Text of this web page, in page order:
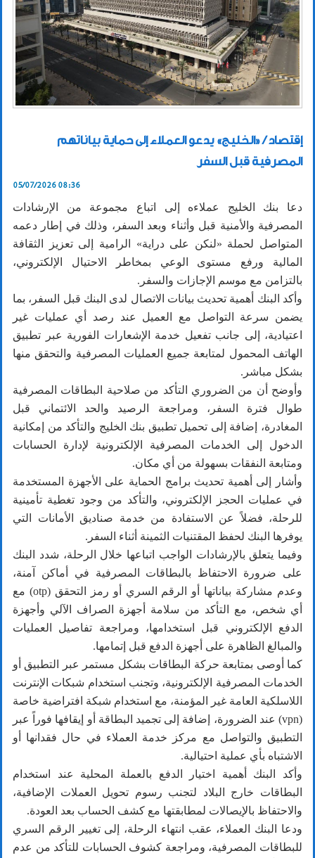
إقتصاد / «الخليج» يدعو العملاء إلى حماية بياناتهم
المصرفية قبل السفر
05/07/2026 08:36
دعا بنك الخليج عملاءه إلى اتباع مجموعة من الإرشادات
المصرفية والأمنية قبل وأثناء وبعد السفر، وذلك في إطار دعمه
المتواصل لحملة «لنكن على دراية» الرامية إلى تعزيز الثقافة
المالية ورفع مستوى الوعي بمخاطر الاحتيال الإلكتروني،
بالتزامن مع موسم الإجازات والسفر.
وأكد البنك أهمية تحديث بيانات الاتصال لدى البنك قبل السفر، بما
يضمن سرعة التواصل مع العميل عند رصد أي عمليات غير
اعتيادية، إلى جانب تفعيل خدمة الإشعارات الفورية عبر تطبيق
الهاتف المحمول لمتابعة جميع العمليات المصرفية والتحقق منها
بشكل مباشر.
وأوضح أن من الضروري التأكد من صلاحية البطاقات المصرفية
طوال فترة السفر، ومراجعة الرصيد والحد الائتماني قبل
المغادرة، إضافة إلى تحميل تطبيق بنك الخليج والتأكد من إمكانية
الدخول إلى الخدمات المصرفية الإلكترونية لإدارة الحسابات
ومتابعة النفقات بسهولة من أي مكان.
وأشار إلى أهمية تحديث برامج الحماية على الأجهزة المستخدمة
في عمليات الحجز الإلكتروني، والتأكد من وجود تغطية تأمينية
للرحلة، فضلاً عن الاستفادة من خدمة صناديق الأمانات التي
يوفرها البنك لحفظ المقتنيات الثمينة أثناء السفر.
وفيما يتعلق بالإرشادات الواجب اتباعها خلال الرحلة، شدد البنك
على ضرورة الاحتفاظ بالبطاقات المصرفية في أماكن آمنة،
وعدم مشاركة بياناتها أو الرقم السري أو رمز التحقق (otp) مع
أي شخص، مع التأكد من سلامة أجهزة الصراف الآلي وأجهزة
الدفع الإلكتروني قبل استخدامها، ومراجعة تفاصيل العمليات
والمبالغ الظاهرة على أجهزة الدفع قبل إتمامها.
كما أوصى بمتابعة حركة البطاقات بشكل مستمر عبر التطبيق أو
الخدمات المصرفية الإلكترونية، وتجنب استخدام شبكات الإنترنت
اللاسلكية العامة غير المؤمنة، مع استخدام شبكة افتراضية خاصة
(vpn) عند الضرورة، إضافة إلى تجميد البطاقة أو إيقافها فوراً عبر
التطبيق والتواصل مع مركز خدمة العملاء في حال فقدانها أو
الاشتباه بأي عملية احتيالية.
وأكد البنك أهمية اختيار الدفع بالعملة المحلية عند استخدام
البطاقات خارج البلاد لتجنب رسوم تحويل العملات الإضافية،
والاحتفاظ بالإيصالات لمطابقتها مع كشف الحساب بعد العودة.
ودعا البنك العملاء، عقب انتهاء الرحلة، إلى تغيير الرقم السري
للبطاقات المصرفية، ومراجعة كشوف الحسابات للتأكد من عدم